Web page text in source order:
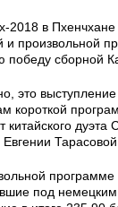
2018 в
и произвольной
победу сборной
это
короткой
китайского
Евгении
под